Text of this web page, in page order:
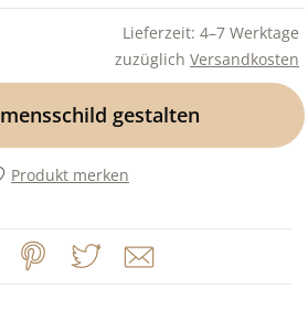
Lieferzeit: 4–7 Werktage
zuzüglich Versandkosten
gestalten
Produkt merken